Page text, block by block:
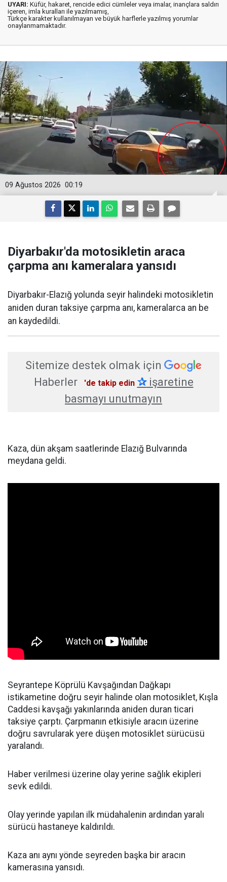
UYARI: Küfür, hakaret, rencide edici cümleler veya imalar, inançlara saldırı
içeren, imla kuralları ile yazılmamış,
Türkçe karakter kullanılmayan ve büyük harflerle yazılmış yorumlar
onaylanmamaktadır.
00:19
09 Ağustos 2026
Diyarbakır'da motosikletin araca
çarpma anı kameralara yansıdı
Diyarbakır-Elazığ yolunda seyir halindeki motosikletin
aniden duran taksiye çarpma anı, kameralarca an be
an kaydedildi.
Sitemize destek olmak için
Haberler
'de takip edin ✰işaretine
basmayı unutmayın
Kaza, dün akşam saatlerinde Elazığ Bulvarında
meydana geldi.
Seyrantepe Köprülü Kavşağından Dağkapı
istikametine doğru seyir halinde olan motosiklet, Kışla
Caddesi kavşağı yakınlarında aniden duran ticari
taksiye çarptı. Çarpmanın etkisiyle aracın üzerine
doğru savrularak yere düşen motosiklet sürücüsü
yaralandı.
Haber verilmesi üzerine olay yerine sağlık ekipleri
sevk edildi.
Olay yerinde yapılan ilk müdahalenin ardından yaralı
sürücü hastaneye kaldırıldı.
Kaza anı aynı yönde seyreden başka bir aracın
kamerasına yansıdı.